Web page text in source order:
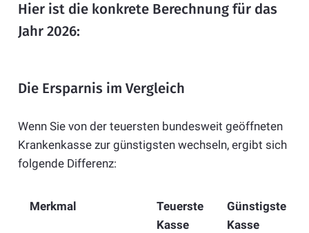
Hier ist die konkrete Berechnung für das
Jahr 2026:
Die Ersparnis im Vergleich
Wenn Sie von der teuersten bundesweit geöffneten
Krankenkasse zur günstigsten wechseln, ergibt sich
folgende Differenz:
Merkmal
Teuerste
Kasse
Günstigste
Kasse